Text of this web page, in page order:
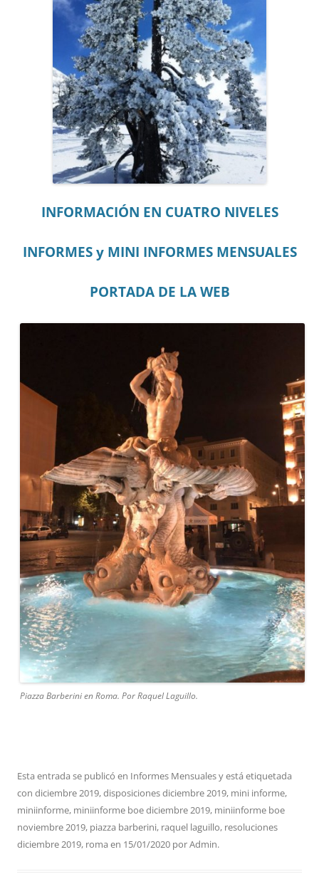
INFORMACIÓN EN CUATRO NIVELES
INFORMES y MINI INFORMES MENSUALES
PORTADA DE LA WEB
Piazza Barberini en Roma. Por Raquel Laguillo.
Esta entrada se publicó en Informes Mensualesy está etiquetada
con diciembre 2019,disposiciones diciembre 2019, mini informe,
miniinforme, miniinforme boe diciembre 2019, miniinforme boe
noviembre 2019, piazza barberini, raquel laguillo, resoluciones
diciembre 2019, roma en 15/01/2020 porAdmin.